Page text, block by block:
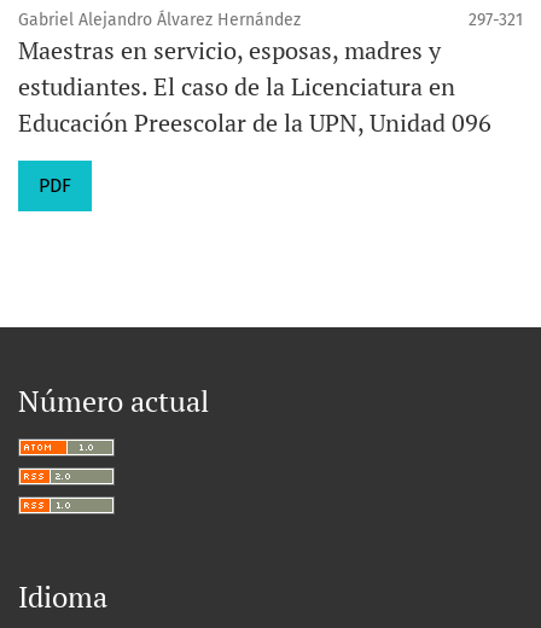
Gabriel Alejandro Álvarez Hernández 297-321
Maestras en servicio, esposas, madres y
estudiantes. El caso de la Licenciatura en
Educación Preescolar de la UPN, Unidad 096
PDF
Número actual
Idioma